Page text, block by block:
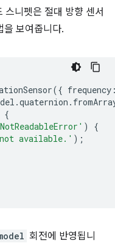
스니펫은 절대 방향 센서
을 보여줍니다.
({ frequency
.quaternion .
{
)
{
available.' );
회전에 반영됩니